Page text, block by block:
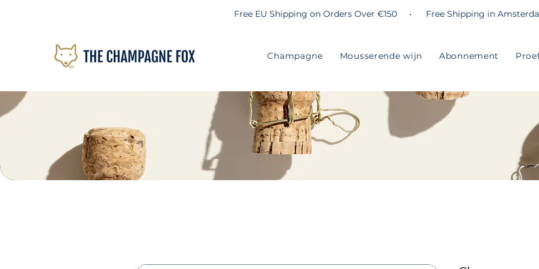
Free EU Shipping on Orders Over €150 • Free Shipping in
Champagne Mousserende wijn Abonnement